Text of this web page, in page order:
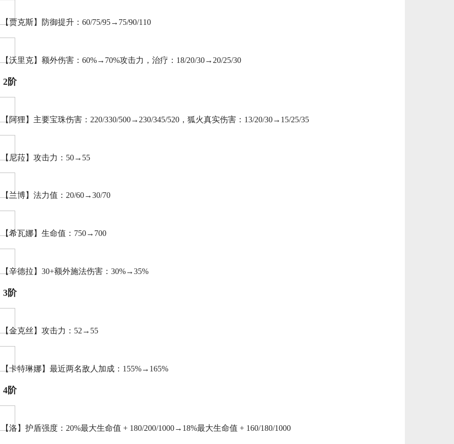
【贾克斯】防御提升：60/75/95→75/90/110
【沃里克】额外伤害：60%→70%攻击力，治疗：18/20/30→20/25/30
2阶
【阿狸】主要宝珠伤害：220/330/500→230/345/520，狐火真实伤害：13/20/30→15/25/35
【尼菈】攻击力：50→55
【兰博】法力值：20/60→30/70
【希瓦娜】生命值：750→700
【辛德拉】30+额外施法伤害：30%→35%
3阶
【金克丝】攻击力：52→55
【卡特琳娜】最近两名敌人加成：155%→165%
4阶
【洛】护盾强度：20%最大生命值 + 180/200/1000→18%最大生命值 + 160/180/1000